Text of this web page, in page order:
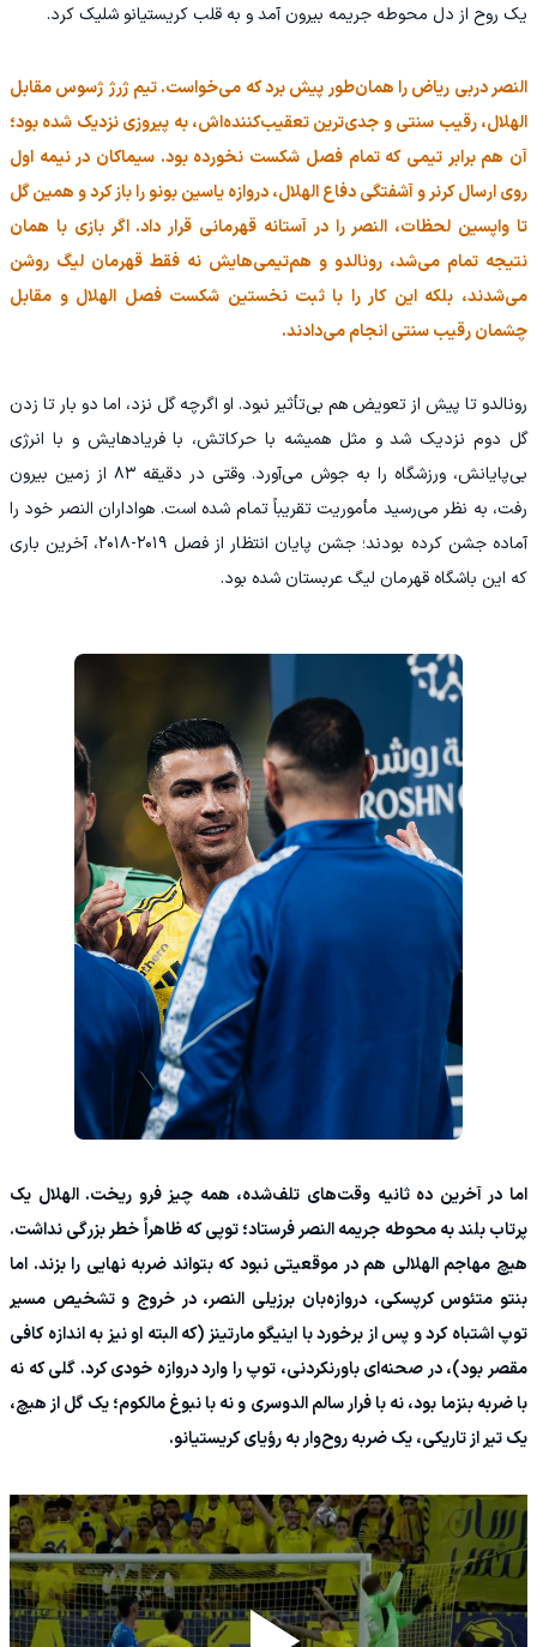
یک روح از دل محوطه جریمه بیرون آمد و به قلب کریستیانو شلیک کرد.
النصر دربی ریاض را همان‌طور پیش برد که می‌خواست. تیم ژرژ ژسوس مقابل
الهلال، رقیب سنتی و جدی‌ترین تعقیب‌کننده‌اش، به پیروزی نزدیک شده بود؛
آن هم برابر تیمی که تمام فصل شکست نخورده بود. سیماکان در نیمه اول
روی ارسال کرنر و آشفتگی دفاع الهلال، دروازه یاسین بونو را باز کرد و همین گل
تا واپسین لحظات، النصر را در آستانه قهرمانی قرار داد. اگر بازی با همان
نتیجه تمام می‌شد، رونالدو و هم‌تیمی‌هایش نه فقط قهرمان لیگ روشن
می‌شدند، بلکه این کار را با ثبت نخستین شکست فصل الهلال و مقابل
چشمان رقیب سنتی انجام می‌دادند.
رونالدو تا پیش از تعویض هم بی‌تأثیر نبود. او اگرچه گل نزد، اما دو بار تا زدن
گل دوم نزدیک شد و مثل همیشه با حرکاتش، با فریادهایش و با انرژی
بی‌پایانش، ورزشگاه را به جوش می‌آورد. وقتی در دقیقه ۸۳ از زمین بیرون
رفت، به نظر می‌رسید مأموریت تقریباً تمام شده است. هواداران النصر خود را
آماده جشن کرده بودند؛ جشن پایان انتظار از فصل ۲۰۱۹-۲۰۱۸، آخرین باری
که این باشگاه قهرمان لیگ عربستان شده بود.
اما در آخرین ده ثانیه وقت‌های تلف‌شده، همه چیز فرو ریخت. الهلال یک
پرتاب بلند به محوطه جریمه النصر فرستاد؛ توپی که ظاهراً خطر بزرگی نداشت.
هیچ مهاجم الهلالی هم در موقعیتی نبود که بتواند ضربه نهایی را بزند. اما
بنتو متئوس کرپسکی، دروازه‌بان برزیلی النصر، در خروج و تشخیص مسیر
توپ اشتباه کرد و پس از برخورد با اینیگو مارتینز (که البته او نیز به اندازه کافی
مقصر بود)، در صحنه‌ای باورنکردنی، توپ را وارد دروازه خودی کرد. گلی که نه
با ضربه بنزما بود، نه با فرار سالم الدوسری و نه با نبوغ مالکوم؛ یک گل از هیچ،
یک تیر از تاریکی، یک ضربه روح‌وار به رؤیای کریستیانو.